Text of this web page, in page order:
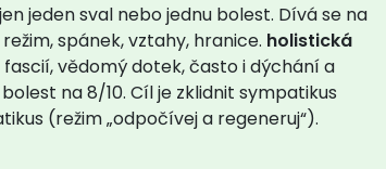
jeden sval nebo jednu bolest. Dívá se na
spánek, vztahy, hranice. holistická
vědomý dotek, často i dýchání a
na 8/10. Cíl je zklidnit sympatikus
(režim „odpočívej a regeneruj“).